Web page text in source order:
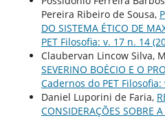
Pereira Ribeiro de Sousa,
DO SISTEMA ÉTICO DE
PET Filosofia: v. 17 n. 14
Claubervan Lincow Silva,
SEVERINO BOÉCIO E O
Cadernos do PET Filosofia:
Daniel Luporini de Faria,
CONSIDERAÇÕES SOBRE